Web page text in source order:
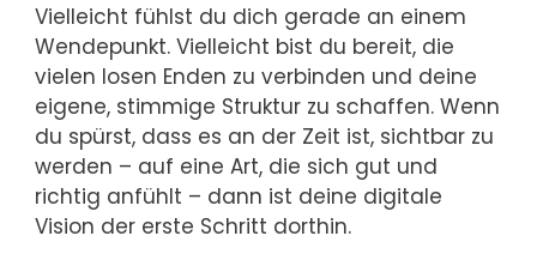
Vielleicht fühlst du dich gerade an einem
Wendepunkt. Vielleicht bist du bereit, die
vielen losen Enden zu verbinden und deine
eigene, stimmige Struktur zu schaffen. Wenn
du spürst, dass es an der Zeit ist, sichtbar zu
werden – auf eine Art, die sich gut und
richtig anfühlt – dann ist deine digitale
Vision der erste Schritt dorthin.